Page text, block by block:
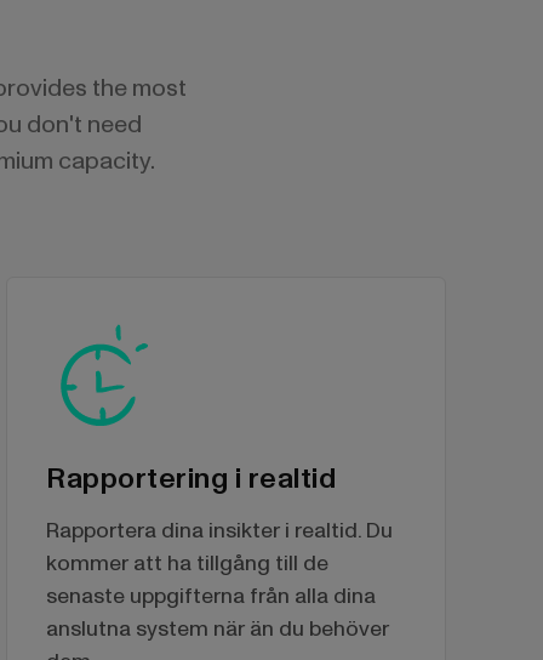
the most
don't need
capacity.
Rapportering i realtid
Rapportera dina insikter i realtid. Du
kommer att ha tillgång till de
senaste uppgifterna från alla dina
anslutna system när än du behöver